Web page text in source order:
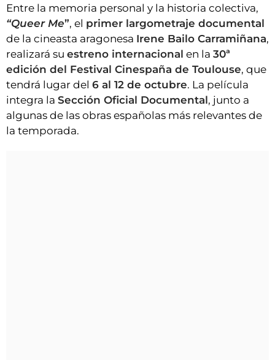
CLUB DEL AMIGO MILITANTE
INICIAR SESIÓN
Entre la memoria personal y la historia colectiva,
“Queer Me”, el primer largometraje documental
de la cineasta aragonesa Irene Bailo Carramiñana,
realizará su estreno internacional en la 30ª
edición del Festival Cinespaña de Toulouse, que
tendrá lugar del 6 al 12 de octubre. La película
integra la Sección Oficial Documental, junto a
algunas de las obras españolas más relevantes de
la temporada.